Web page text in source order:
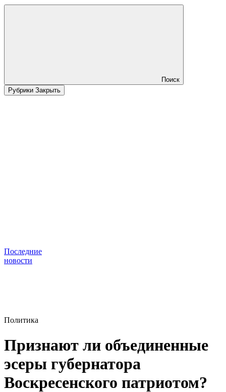
Поиск
Рубрики Закрыть
Последние
новости
Политика
Признают ли объединенные
эсеры губернатора
Воскресенского патриотом?